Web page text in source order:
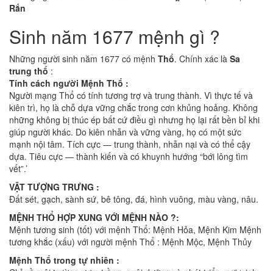
Rắn
Sinh năm 1677 mệnh gì ?
Những người sinh năm 1677 có mệnh Thổ. Chính xác là Sa
trung thổ :
Tính cách người Mệnh Thổ :
Người mạng Thổ có tính tương trợ và trung thành. Vì thực tế và
kiên trì, họ là chỗ dựa vững chắc trong cơn khủng hoảng. Không
những không bị thúc ép bất cứ điều gì nhưng họ lại rất bền bỉ khi
giúp người khác. Do kiên nhẫn và vững vàng, họ có một sức
mạnh nội tâm. Tích cực — trung thành, nhẫn nại và có thể cậy
dựa. Tiêu cực — thành kiến và có khuynh hướng “bới lông tìm
vết”.’
VẬT TƯỢNG TRƯNG :
Đất sét, gạch, sành sứ, bê tông, đá, hình vuông, màu vàng, nâu.
MỆNH THỔ HỢP XUNG VỚI MỆNH NÀO ?:
Mệnh tương sinh (tốt) với mệnh Thổ: Mệnh Hỏa, Mệnh Kim Mệnh
tương khắc (xấu) với người mệnh Thổ : Mệnh Mộc, Mệnh Thủy
Mệnh Thổ trong tự nhiên :